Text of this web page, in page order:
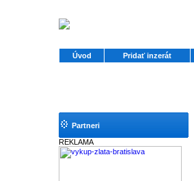
Úvod Pridať inzerát
Partneri
REKLAMA